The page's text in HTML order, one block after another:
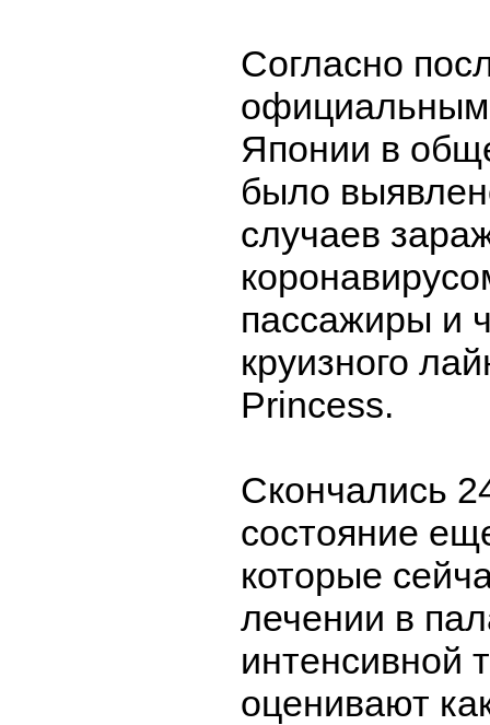
Согласно
Японии в
было
случаев
пассажиры и
круизного
Princess.
Скончались
состояние
которые
лечении в
интенсивной
оценивают